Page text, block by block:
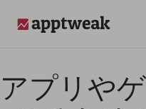
アプリや